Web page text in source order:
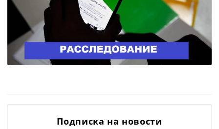
Подписка на новости